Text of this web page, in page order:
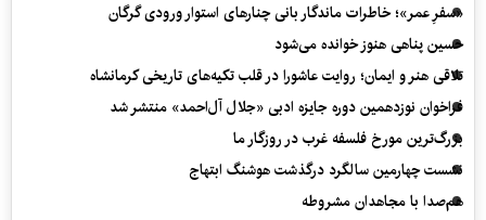
«سفرِ عمر»؛ خاطرات ماندگار بانی چنارهای استوار ورودی گرگان
حسین پناهی هنوز خوانده می‌شود
تلاقی هنر و ایمان؛ روایت عاشورا در قلب تکیه‌های تاریخی کرمانشاه
فراخوان نوزدهمین دوره جایزه ادبی «جلال آل‌احمد» منتشر شد
بزرگ‌ترین مورخ فلسفه غرب در روزگار ما
نشست چهارمین سالگرد درگذشت هوشنگ ابتهاج
هم‌صدا با مجاهدان مشروطه